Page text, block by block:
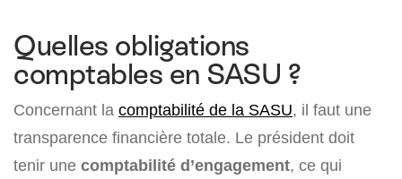
Quelles obligations
comptables en SASU ?
Concernant la comptabilité de la SASU, il faut une
transparence financière totale. Le président doit
tenir une comptabilité d’engagement, ce qui